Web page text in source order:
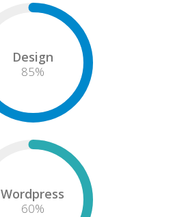
Design
85%
Wordpress
60%